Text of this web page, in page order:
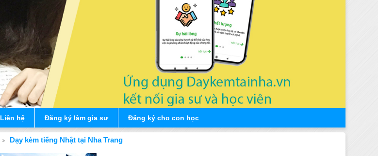
Liên hệ Đăng ký làm gia sư Đăng ký cho con học
Dạy kèm tiếng Nhật tại Nha Trang